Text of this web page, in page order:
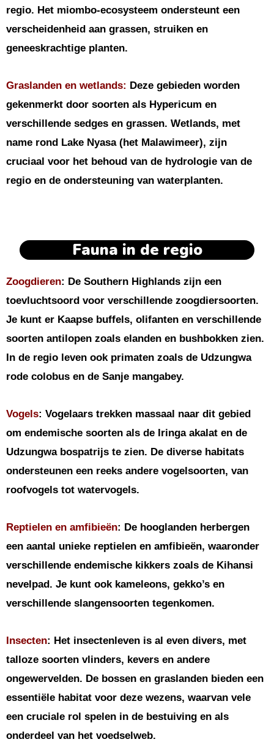
regio. Het miombo-ecosysteem ondersteunt een
verscheidenheid aan grassen, struiken en
geneeskrachtige planten.
Graslanden en wetlands: Deze gebieden worden
gekenmerkt door soorten als Hypericum en
verschillende sedges en grassen. Wetlands, met
name rond Lake Nyasa (het Malawimeer), zijn
cruciaal voor het behoud van de hydrologie van de
regio en de ondersteuning van waterplanten.
Fauna in de regio
Zoogdieren: De Southern Highlands zijn een
toevluchtsoord voor verschillende zoogdiersoorten.
Je kunt er Kaapse buffels, olifanten en verschillende
soorten antilopen zoals elanden en bushbokken zien.
In de regio leven ook primaten zoals de Udzungwa
rode colobus en de Sanje mangabey.
Vogels: Vogelaars trekken massaal naar dit gebied
om endemische soorten als de Iringa akalat en de
Udzungwa bospatrijs te zien. De diverse habitats
ondersteunen een reeks andere vogelsoorten, van
roofvogels tot watervogels.
Reptielen en amfibieën: De hooglanden herbergen
een aantal unieke reptielen en amfibieën, waaronder
verschillende endemische kikkers zoals de Kihansi
nevelpad. Je kunt ook kameleons, gekko’s en
verschillende slangensoorten tegenkomen.
Insecten: Het insectenleven is al even divers, met
talloze soorten vlinders, kevers en andere
ongewervelden. De bossen en graslanden bieden een
essentiële habitat voor deze wezens, waarvan vele
een cruciale rol spelen in de bestuiving en als
onderdeel van het voedselweb.